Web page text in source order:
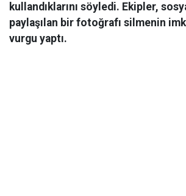
kullandıklarını söyledi. Ekipler,
paylaşılan bir fotoğrafı silmenin
vurgu yaptı.